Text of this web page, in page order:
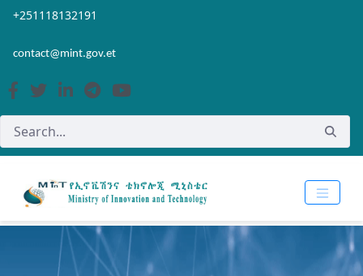
Skip to Main Content
Open Accessibility Menu
+251118132191
contact@mint.gov.et